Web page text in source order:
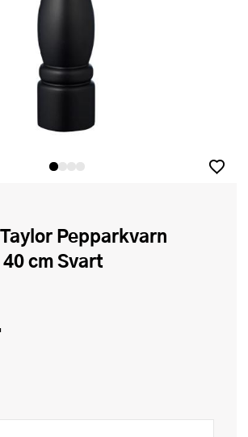
cm Svart